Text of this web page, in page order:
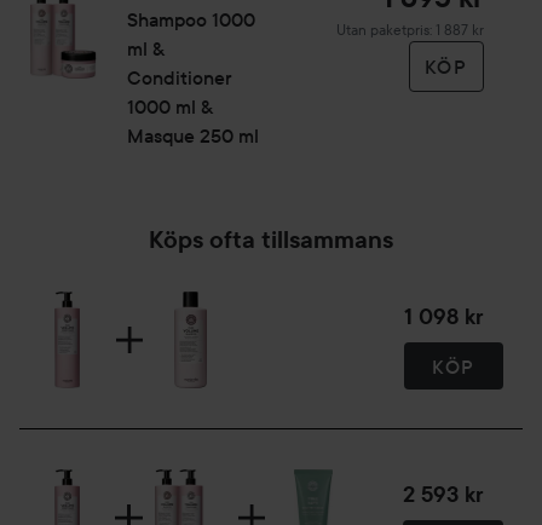
Shampoo 1000
ml &
Conditioner
1000 ml &
Masque 250 ml
Utan paketpris: 1 887 kr
KÖP
Köps ofta tillsammans
1 098 kr
KÖP
2 593 kr